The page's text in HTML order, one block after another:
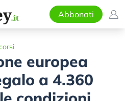
Abbonati
europea
a 4.360